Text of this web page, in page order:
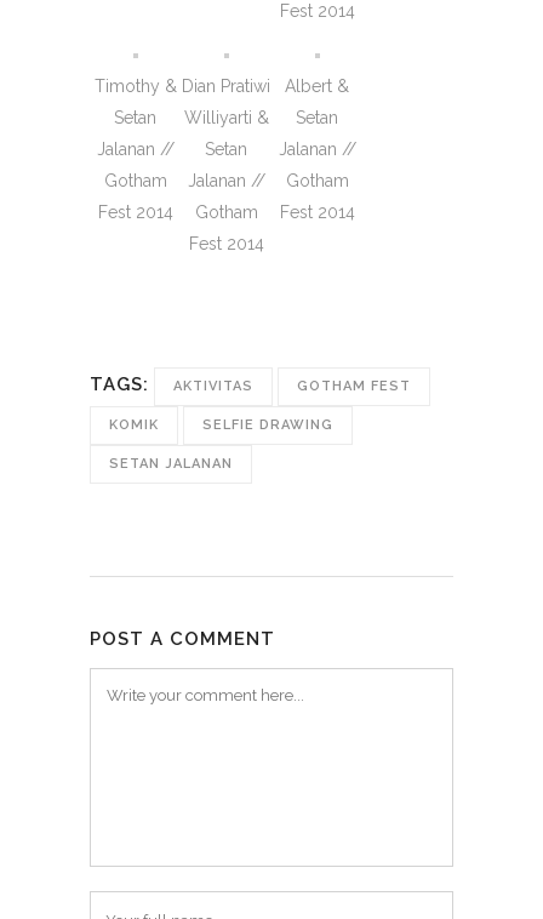
Fest 2014
Timothy &
Setan
Jalanan //
Gotham
Fest 2014
Dian Pratiwi
Williyarti &
Setan
Jalanan //
Gotham
Fest 2014
Albert &
Setan
Jalanan //
Gotham
Fest 2014
TAGS: AKTIVITAS GOTHAM FEST
KOMIK SELFIE DRAWING
SETAN JALANAN
POST A COMMENT